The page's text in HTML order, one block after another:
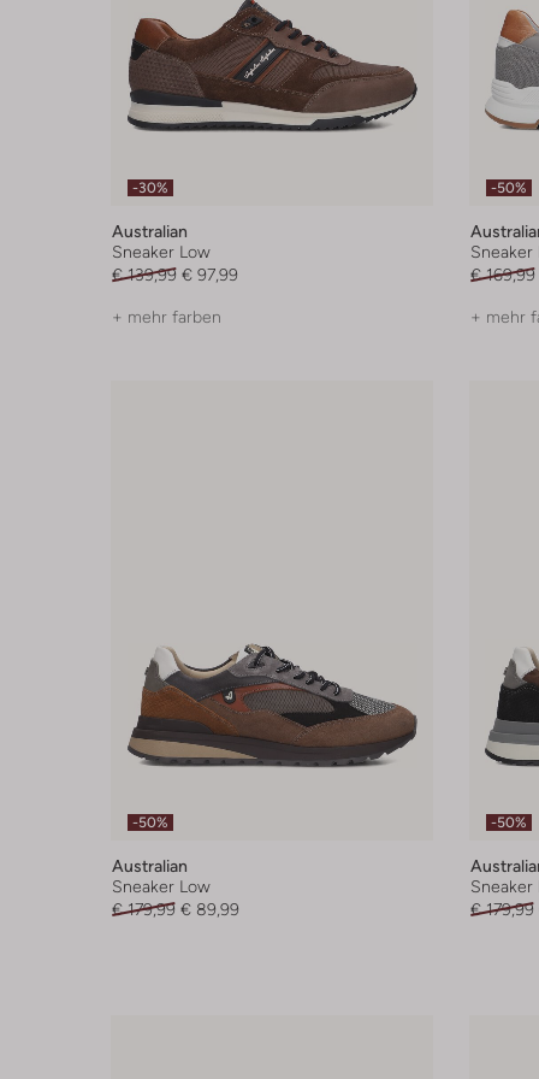
-30%
Australian
Sneaker Low
€ 139,99 € 97,99
+ mehr farben
-50%
Sneaker
€ 169,99
+ mehr
-50%
Australian
Sneaker Low
€ 179,99 € 89,99
-50%
Sneaker
€ 179,99